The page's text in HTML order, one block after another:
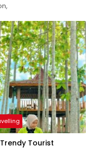
Trendy Tourist